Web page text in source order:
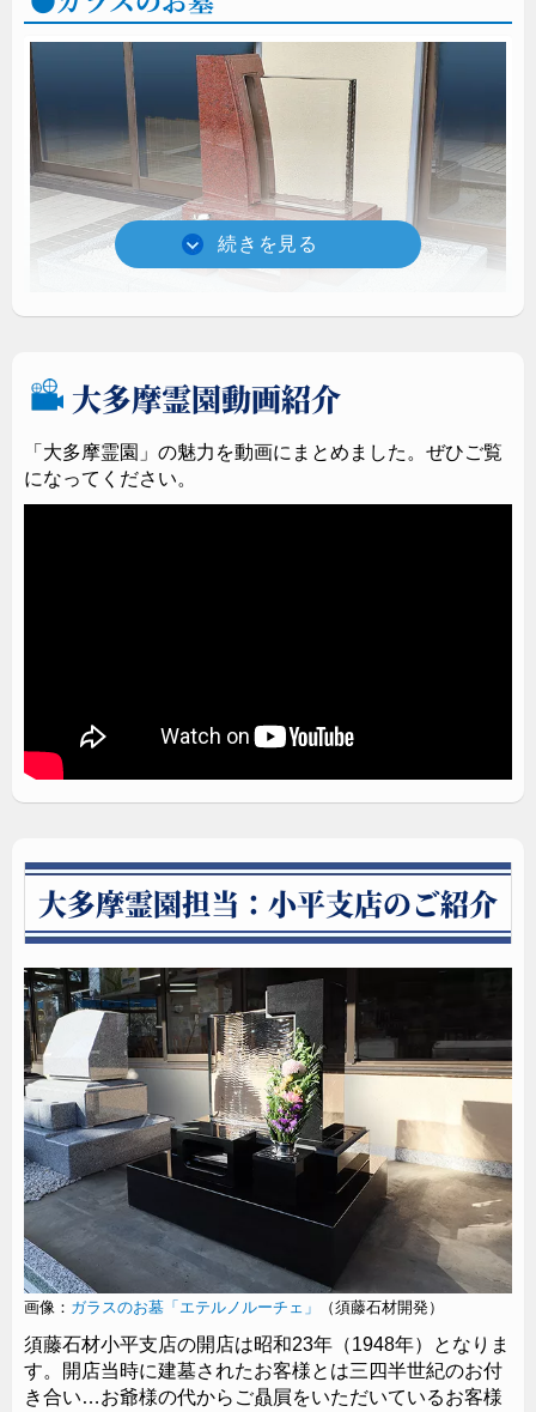
ガラスのお墓エテルノルーチェ規格墓石
覧いただけます。ご案内を希望される方は須藤石材小平支店
までお気軽にご連絡ください。
ガラスのお墓エテルノルーチェ規格墓石
須藤石材が開発したガラスのお墓は、10cmの光学ガラスを用
いるため圧巻の存在感を放ちます。耐久性と透明度が高いた
め真夏の炎天下でも熱くありません。
ガラスのお墓エテルノルーチェデザイン墓石
施主様の故郷に咲く桜をモチーフにプランニング、設計デザ
大多摩霊園動画紹介
「大多摩霊園」の魅力を動画にまとめました。ぜひご覧
になってください。
大多摩霊園担当：小平支店のご紹介
画像： ガラスのお墓「エテルノルーチェ」 （須藤石材開発）
須藤石材小平支店の開店は昭和23年（1948年）となりま
す。開店当時に建墓されたお客様とは三四半世紀のお付
き合い…お爺様の代からご贔屓をいただいているお客様